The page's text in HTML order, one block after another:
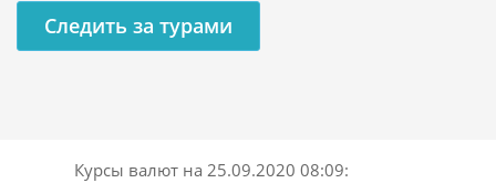
Следить за турами
Курсы валют на 25.09.2020 08:09: